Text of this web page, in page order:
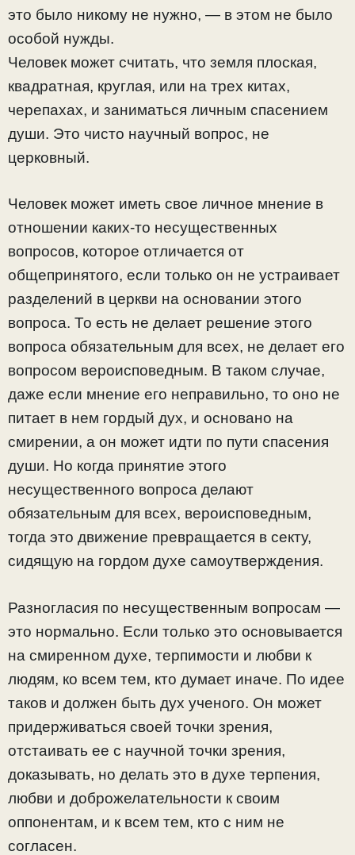
это было никому не нужно, — в этом не было
особой нужды.
Человек может считать, что земля плоская,
квадратная, круглая, или на трех китах,
черепахах, и заниматься личным спасением
души. Это чисто научный вопрос, не
церковный.
Человек может иметь свое личное мнение в
отношении каких-то несущественных
вопросов, которое отличается от
общепринятого, если только он не устраивает
разделений в церкви на основании этого
вопроса. То есть не делает решение этого
вопроса обязательным для всех, не делает его
вопросом вероисповедным. В таком случае,
даже если мнение его неправильно, то оно не
питает в нем гордый дух, и основано на
смирении, а он может идти по пути спасения
души. Но когда принятие этого
несущественного вопроса делают
обязательным для всех, вероисповедным,
тогда это движение превращается в секту,
сидящую на гордом духе самоутверждения.
Разногласия по несущественным вопросам —
это нормально. Если только это основывается
на смиренном духе, терпимости и любви к
людям, ко всем тем, кто думает иначе. По идее
таков и должен быть дух ученого. Он может
придерживаться своей точки зрения,
отстаивать ее с научной точки зрения,
доказывать, но делать это в духе терпения,
любви и доброжелательности к своим
оппонентам, и к всем тем, кто с ним не
согласен.